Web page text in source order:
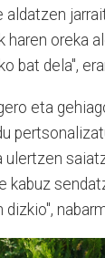
oreka
bat dela",
eta